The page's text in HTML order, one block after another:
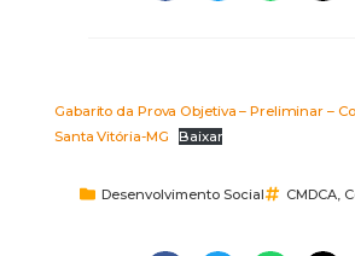
Gabarito da Prova Objetiva – Preliminar –
Santa Vitória-MG
Baixar
Desenvolvimento Social CMDCA,